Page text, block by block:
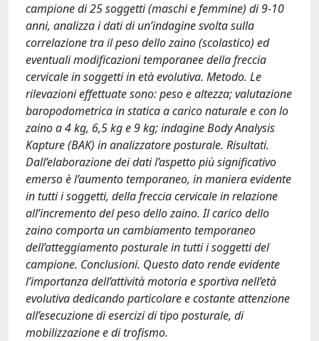
campione di 25 soggetti (maschi e femmine) di 9-10
anni, analizza i dati di un’indagine svolta sulla
correlazione tra il peso dello zaino (scolastico) ed
eventuali modificazioni temporanee della freccia
cervicale in soggetti in età evolutiva. Metodo. Le
rilevazioni effettuate sono: peso e altezza; valutazione
baropodometrica in statica a carico naturale e con lo
zaino a 4 kg, 6,5 kg e 9 kg; indagine Body Analysis
Kapture (BAK) in analizzatore posturale. Risultati.
Dall’elaborazione dei dati l’aspetto più significativo
emerso è l’aumento temporaneo, in maniera evidente
in tutti i soggetti, della freccia cervicale in relazione
all’incremento del peso dello zaino. Il carico dello
zaino comporta un cambiamento temporaneo
dell’atteggiamento posturale in tutti i soggetti del
campione. Conclusioni. Questo dato rende evidente
l’importanza dell’attività motoria e sportiva nell’età
evolutiva dedicando particolare e costante attenzione
all’esecuzione di esercizi di tipo posturale, di
mobilizzazione e di trofismo.